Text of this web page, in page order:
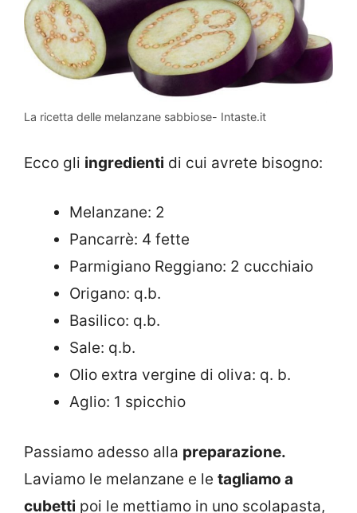
La ricetta delle melanzane sabbiose- Intaste.it
Ecco gli ingredienti di cui avrete bisogno:
Melanzane: 2
Pancarrè: 4 fette
Parmigiano Reggiano: 2 cucchiaio
Origano: q.b.
Basilico: q.b.
Sale: q.b.
Olio extra vergine di oliva: q. b.
Aglio: 1 spicchio
Passiamo adesso alla preparazione.
Laviamo le melanzane e le tagliamo a
cubetti poi le mettiamo in uno scolapasta,